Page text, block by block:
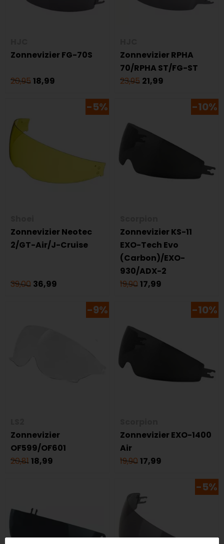
Zonnevizier FG-70S
20,9518,99
Zonnevizier RPHA
70/RPHA ST/FG-ST
23,95 21,99
-5%
Zonnevizier Neotec
2/GT-Air/J-Cruise
39,00 36,99
-10%
Zonnevizier KS-11
EXO-Tech Evo
(Carbon)/EXO-
930/ADX-2
19,9017,99
-9%
Zonnevizier
OF599/OF601
20,8118,99
-10%
Zonnevizier EXO-1400
Air
19,9017,99
-5%